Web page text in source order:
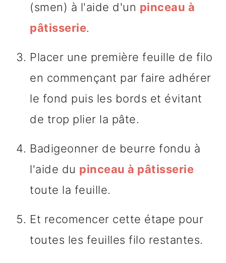
(smen) à l'aide d'un pinceau à
pâtisserie.
Placer une première feuille de filo
en commençant par faire adhérer
le fond puis les bords et évitant
de trop plier la pâte.
Badigeonner de beurre fondu à
l'aide du pinceau à pâtisserie
toute la feuille.
Et recomencer cette étape pour
toutes les feuilles filo restantes.